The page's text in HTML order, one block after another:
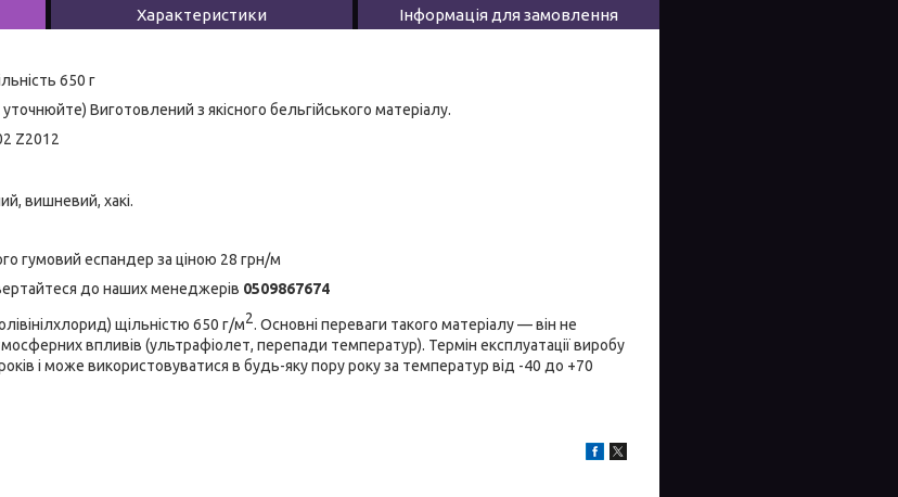
Характеристики Інформація для замовлення
650 г
Виготовлений з якісного бельгійського матеріалу.
Z2012
вишневий, хакі.
гумовий еспандер за ціною 28 грн/м
до наших менеджерів 0509867674
щільністю 650 г/м2. Основні переваги такого матеріалу — він не
впливів (ультрафіолет, перепади температур). Термін експлуатації виробу
і може використовуватися в будь-яку пору року за температур від -40 до +70